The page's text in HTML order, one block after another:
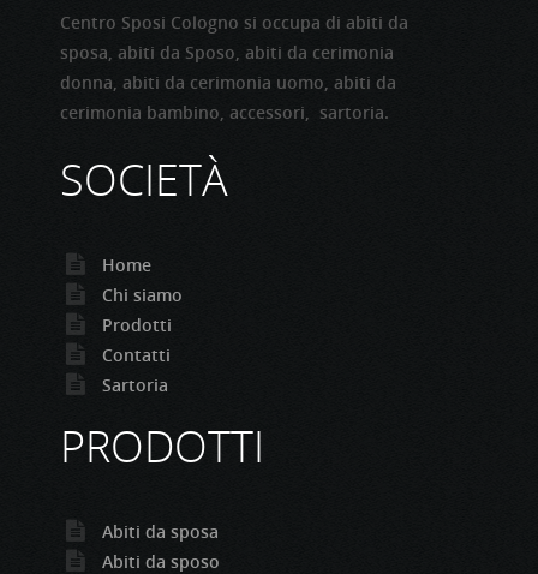
Centro Sposi Cologno si occupa di abiti da
sposa, abiti da Sposo, abiti da cerimonia
donna, abiti da cerimonia uomo, abiti da
cerimonia bambino, accessori, sartoria.
SOCIETÀ
Home
Chi siamo
Prodotti
Contatti
Sartoria
PRODOTTI
Abiti da sposa
Abiti da sposo